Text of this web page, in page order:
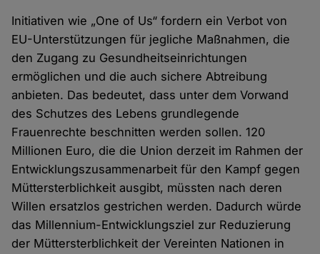
Initiativen wie „One of Us“ fordern ein Verbot von
EU-Unterstützungen für jegliche Maßnahmen, die
den Zugang zu Gesundheitseinrichtungen
ermöglichen und die auch sichere Abtreibung
anbieten. Das bedeutet, dass unter dem Vorwand
des Schutzes des Lebens grundlegende
Frauenrechte beschnitten werden sollen. 120
Millionen Euro, die die Union derzeit im Rahmen der
Entwicklungszusammenarbeit für den Kampf gegen
Müttersterblichkeit ausgibt, müssten nach deren
Willen ersatzlos gestrichen werden. Dadurch würde
das Millennium-Entwicklungsziel zur Reduzierung
der Müttersterblichkeit der Vereinten Nationen in